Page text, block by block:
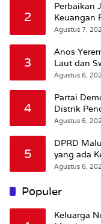
2
Perbaikan
Keuangan
Agustus 7,
3
Anos
Laut dan
Agustus 6,
4
Partai
Distrik
Agustus 6,
5
DPRD
yang ada
Agustus 6,
Populer
Keluarga